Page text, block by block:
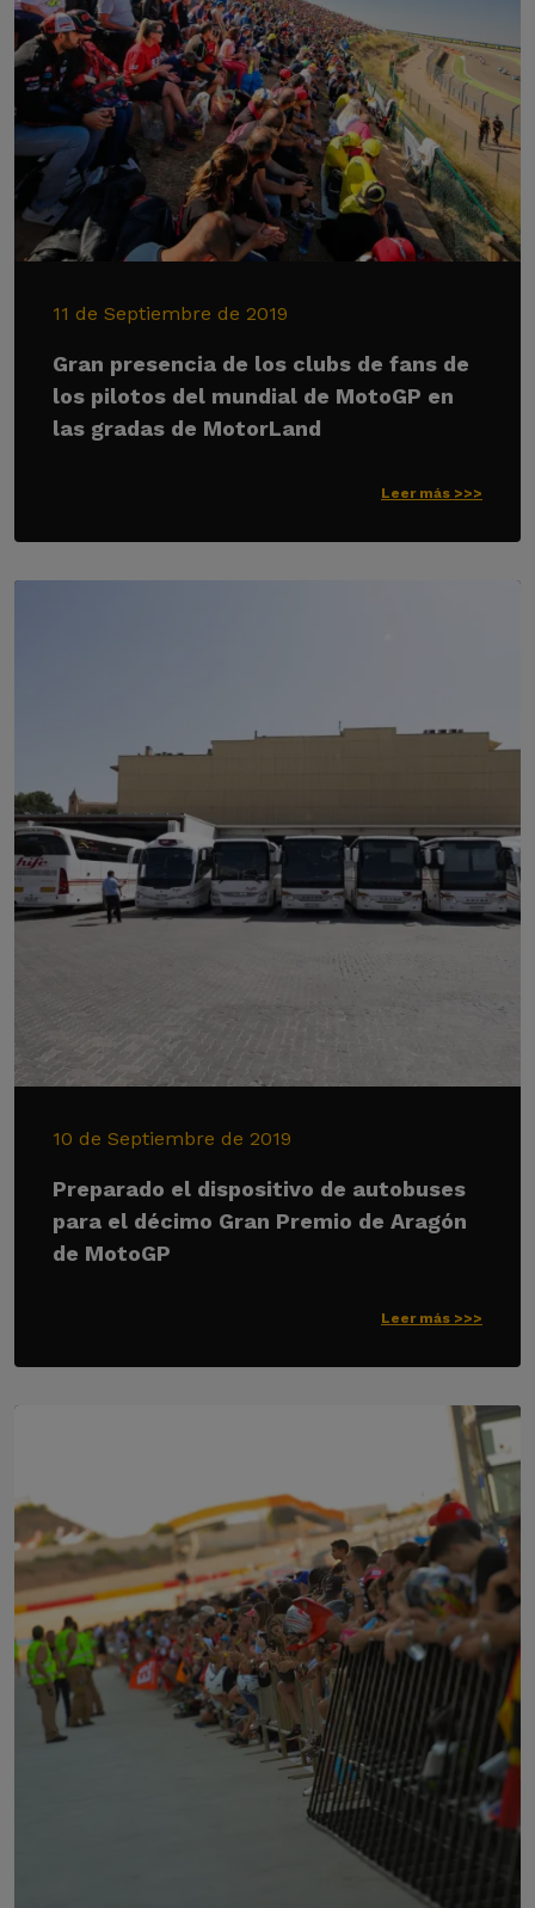
11 de Septiembre de 2019
Gran presencia de los clubs de fans de
los pilotos del mundial de MotoGP en
las gradas de MotorLand
Leer más >>>
10 de Septiembre de 2019
Preparado el dispositivo de autobuses
para el décimo Gran Premio de Aragón
de MotoGP
Leer más >>>